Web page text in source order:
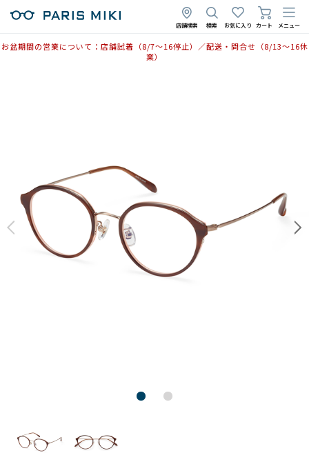
店舗検索 検索 お気に入り カート メニュー
お盆期間の営業について：店舗試着（8/7〜16停止）／配送・問合せ（8/13〜16休
業）
2025年3月13日